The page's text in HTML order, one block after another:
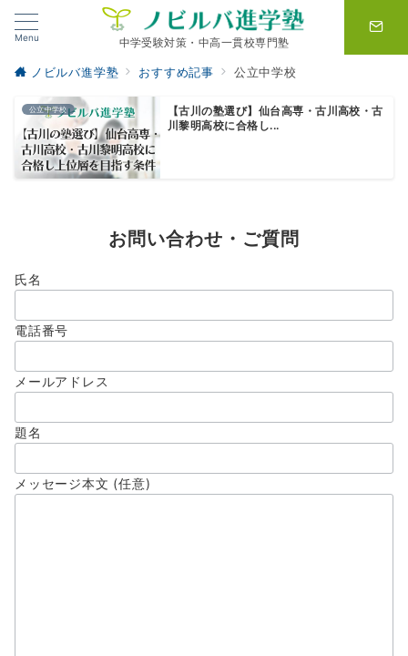
Menu 中学受験対策・中高一貫校専門塾
ノビルバ進学塾 おすすめ記事 公立中学校
公立中学校
【古川の塾選び】仙台高専・古川高校・古
川黎明高校に合格し...
お問い合わせ・ご質問
氏名
電話番号
メールアドレス
題名
メッセージ本文 (任意)